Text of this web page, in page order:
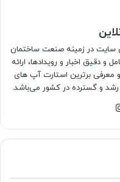
سایت در زمینه صنعت ساختمان
دقیق اخبار و رویدادها، ارائه
معرفی برترین استارت آپ های
و گسترده در کشور می‌باشد.